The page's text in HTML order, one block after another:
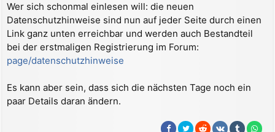
i
t
a
g
Wer sich schonmal einlesen will: die neuen
Datenschutzhinweise sind nun auf jeder Seite durch einen
Link ganz unten erreichbar und werden auch Bestandteil
bei der erstmaligen Registrierung im Forum:
page/datenschutzhinweise
Es kann aber sein, dass sich die nächsten Tage noch ein
paar Details daran ändern.